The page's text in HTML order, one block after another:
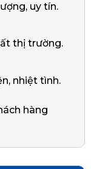
uy tín.
thị trường.
nhiệt tình.
hàng